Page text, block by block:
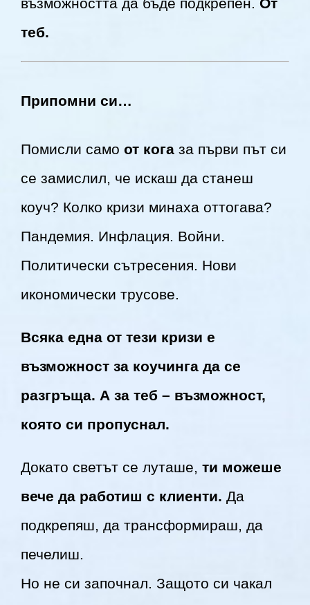
възможността да бъде подкрепен. От
теб.
Припомни си…
Помисли само от когаза първи път си
се замислил, че искаш да станеш
коуч? Колко кризи минаха оттогава?
Пандемия. Инфлация. Войни.
Политически сътресения. Нови
икономически трусове.
Всяка една от тези кризи е
възможност за коучинга да се
разгръща. А за теб – възможност,
която си пропуснал.
Докато светът се луташе, ти можеше
вече да работиш с клиенти. Да
подкрепяш, да трансформираш, да
печелиш.
Но не си започнал. Защото си чакал